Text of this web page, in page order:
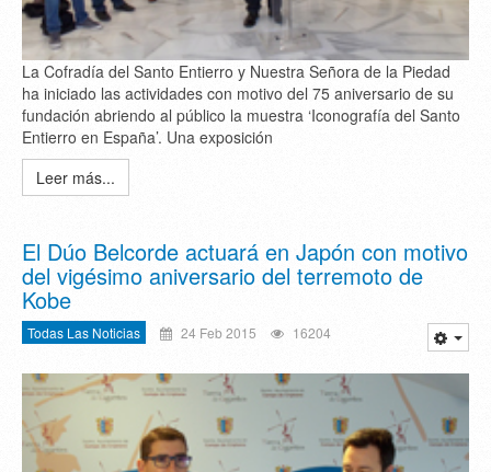
La Cofradía del Santo Entierro y Nuestra Señora de la Piedad
ha iniciado las actividades con motivo del 75 aniversario de su
fundación abriendo al público la muestra ‘Iconografía del Santo
Entierro en España’. Una exposición
Leer más...
El Dúo Belcorde actuará en Japón con motivo
del vigésimo aniversario del terremoto de
Kobe
Todas Las Noticias 24 Feb 2015 16204